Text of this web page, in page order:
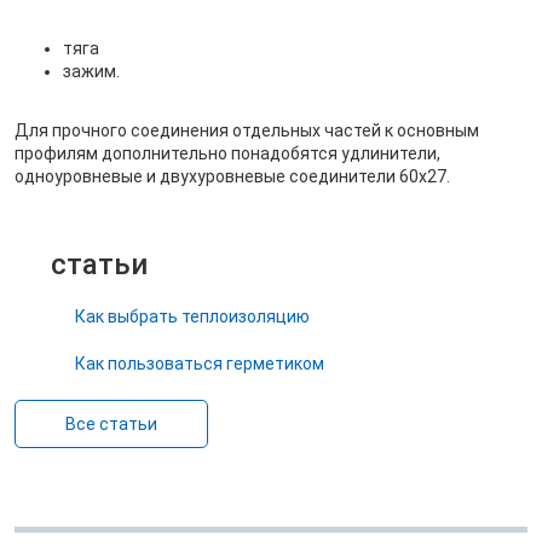
тяга
зажим.
Для прочного соединения отдельных частей к основным
профилям дополнительно понадобятся удлинители,
одноуровневые и двухуровневые соединители 60х27.
статьи
Как выбрать теплоизоляцию
Как пользоваться герметиком
Все статьи